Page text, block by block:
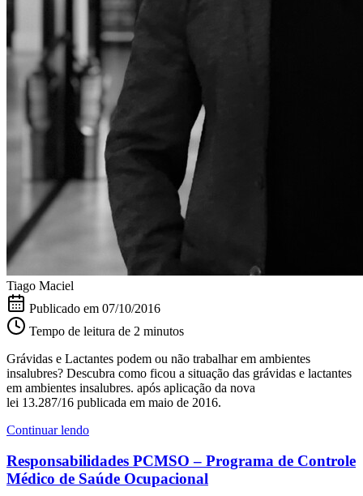
Tiago Maciel
Publicado em 07/10/2016
Tempo de leitura de 2 minutos
Grávidas e Lactantes podem ou não trabalhar em ambientes
insalubres? Descubra como ficou a situação das grávidas e lactantes
em ambientes insalubres. após aplicação da nova
lei 13.287/16 publicada em maio de 2016.
Continuar lendo
Responsabilidades PCMSO – Programa de Controle
Médico de Saúde Ocupacional